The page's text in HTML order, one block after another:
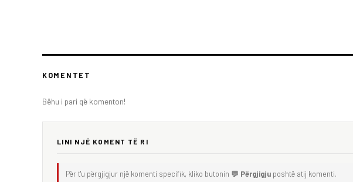
KOMENTET
Bëhu i pari që komenton!
LINI NJË KOMENT TË RI
Për t'u përgjigjur një komenti specifik, kliko butonin 💬 Përgjigju poshtë atij komenti.